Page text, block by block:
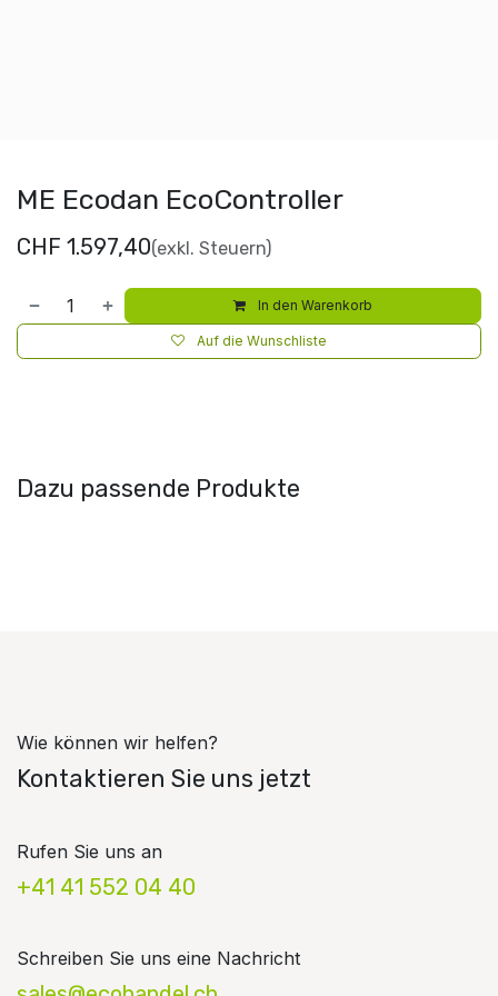
ME Ecodan EcoController
CHF 1.597,40(exkl. Steuern)
In den Warenkorb
Auf die Wunschliste
Dazu passende Produkte
Wie können wir helfen?
Kontaktieren Sie uns jetzt
Rufen Sie uns an
+41 41 552 04 40
Schreiben Sie uns eine Nachricht